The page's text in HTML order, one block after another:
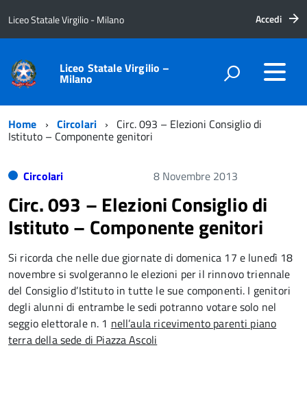
Liceo Statale Virgilio - Milano Accedi
Liceo Statale Virgilio –
Milano
Home Circolari Circ. 093 – Elezioni Consiglio di
Istituto – Componente genitori
Circolari 8 Novembre 2013
Circ. 093 – Elezioni Consiglio di
Istituto – Componente genitori
Si ricorda che nelle due giornate di domenica 17 e lunedì 18
novembre si svolgeranno le elezioni per il rinnovo triennale
del Consiglio d’Istituto in tutte le sue componenti. I genitori
degli alunni di entrambe le sedi potranno votare solo nel
seggio elettorale n. 1 nell’aula ricevimento parenti piano
terra della sede di Piazza Ascoli